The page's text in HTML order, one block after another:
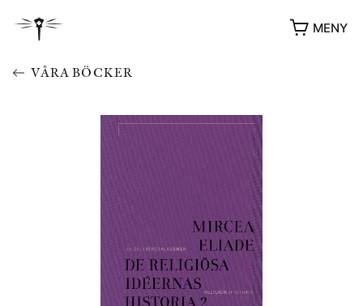
MENY
YUKIKO OCH PATRIK MÖTER
STOLPE STORIES
VÅRA BÖCKER